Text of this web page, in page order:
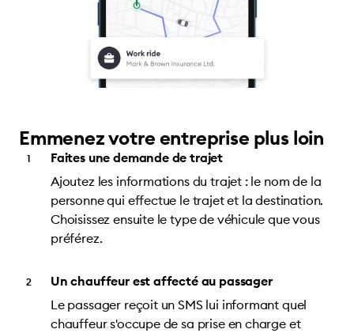
Emmenez votre entreprise plus loin
Faites une demande de trajet
Ajoutez les informations du trajet : le nom de la
personne qui effectue le trajet et la destination.
Choisissez ensuite le type de véhicule que vous
préférez.
Un chauffeur est affecté au passager
Le passager reçoit un SMS lui informant quel
chauffeur s'occupe de sa prise en charge et